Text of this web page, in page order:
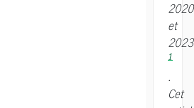
2020
et
2023
1
.
Cet